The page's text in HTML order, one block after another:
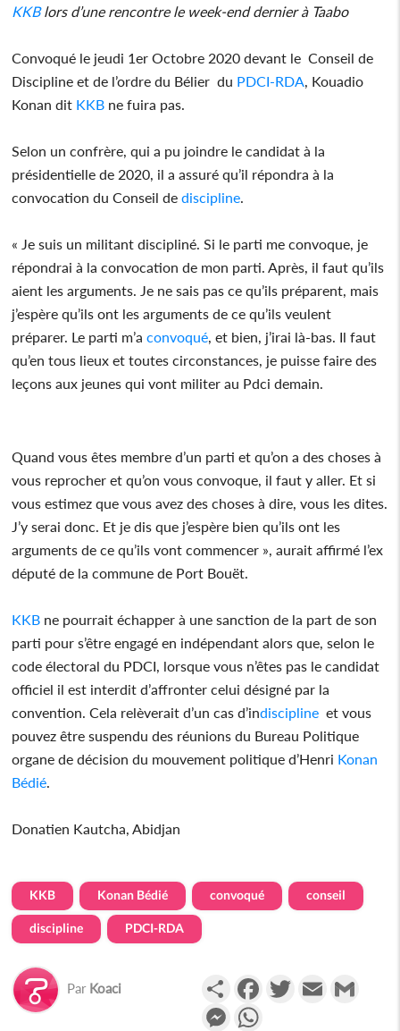
KKBlors d’une rencontre le week-end dernier à Taabo
Convoqué le jeudi 1er Octobre 2020 devant le Conseil de
Discipline et de l’ordre du Bélier du PDCI-RDA , Kouadio
Konan dit KKB ne fuira pas.
Selon un confrère, qui a pu joindre le candidat à la
présidentielle de 2020, il a assuré qu’il répondra à la
convocation du Conseil dediscipline
« Je suis un militant discipliné. Si le parti me convoque, je
répondrai à la convocation de mon parti. Après, il faut qu’ils
aient les arguments. Je ne sais pas ce qu’ils préparent, mais
j’espère qu’ils ont les arguments de ce qu’ils veulent
préparer. Le parti m’aconvoqué , et bien, j’irai là-bas. Il faut
qu’en tous lieux et toutes circonstances, je puisse faire des
leçons aux jeunes qui vont militer au Pdci demain.
Quand vous êtes membre d’un parti et qu’on a des choses à
vous reprocher et qu’on vous convoque, il faut y aller. Et si
vous estimez que vous avez des choses à dire, vous les dites.
J’y serai donc. Et je dis que j’espère bien qu’ils ont les
arguments de ce qu’ils vont commencer », aurait affirmé l’ex
député de la commune de Port Bouët.
KKB ne pourrait échapper à une sanction de la part de son
parti pour s’être engagé en indépendant alors que, selon le
code électoral du PDCI, lorsque vous n’êtes pas le candidat
officiel il est interdit d’affronter celui désigné par la
convention. Cela relèverait d’un cas d’indiscipline et vous
pouvez être suspendu des réunions du Bureau Politique
organe de décision du mouvement politique d’Henri Konan
Bédié
Donatien Kautcha, Abidjan
KKB Konan Bédié convoqué conseil
discipline PDCI-RDA
Par Koaci PartagerFacebookTwitterEmail
Messenger